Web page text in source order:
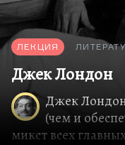
ЛЕКЦИЯ
Джек Лондон
Джек
(чем и
микст всех